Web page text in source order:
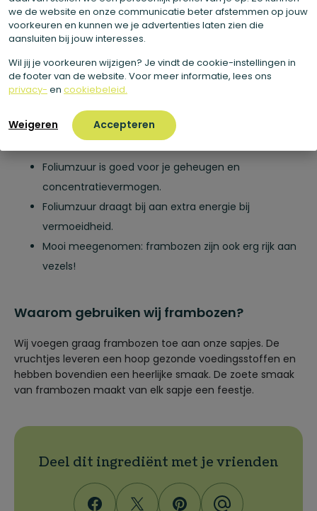
we de website en onze communicatie beter afstemmen op jouw
voorkeuren en kunnen we je advertenties laten zien die
aansluiten bij jouw interesses.
Wil jij je voorkeuren wijzigen? Je vindt de cookie-instellingen in
de footer van de website. Voor meer informatie, lees ons
privacy- en cookiebeleid.
Weigeren Accepteren
oxidatieve schade.
Vitamine C bevordert de energiestofwisseling.
Vitamine C helpt bij de verzorging van de huid van
binnenuit.
Foliumzuur ondersteunt de aanmaak van rode
bloedcellen.
Foliumzuur draagt bij aan de weerstand tegen
Foliumzuur is goed voor je geheugen en
concentratievermogen.
Foliumzuur draagt bij aan extra energie bij
vermoeidheid.
Mooi meegenomen: frambozen zijn ook erg rijk aan
vezels!
Waarom gebruiken wij frambozen?
Wij voegen graag frambozen toe aan onze sapjes. De
vruchtjes leveren een hoop gezonde voedingsstoffen en
hebben bovendien een heerlijke smaak. De zoete smaak
van frambozen maakt van elk sapje een feestje.
Deel dit ingrediënt met je vrienden